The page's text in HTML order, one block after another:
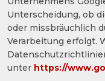
Unterscheidung, ob
oder missbräuchlich
Verarbeitung erfolgt.
unter https://